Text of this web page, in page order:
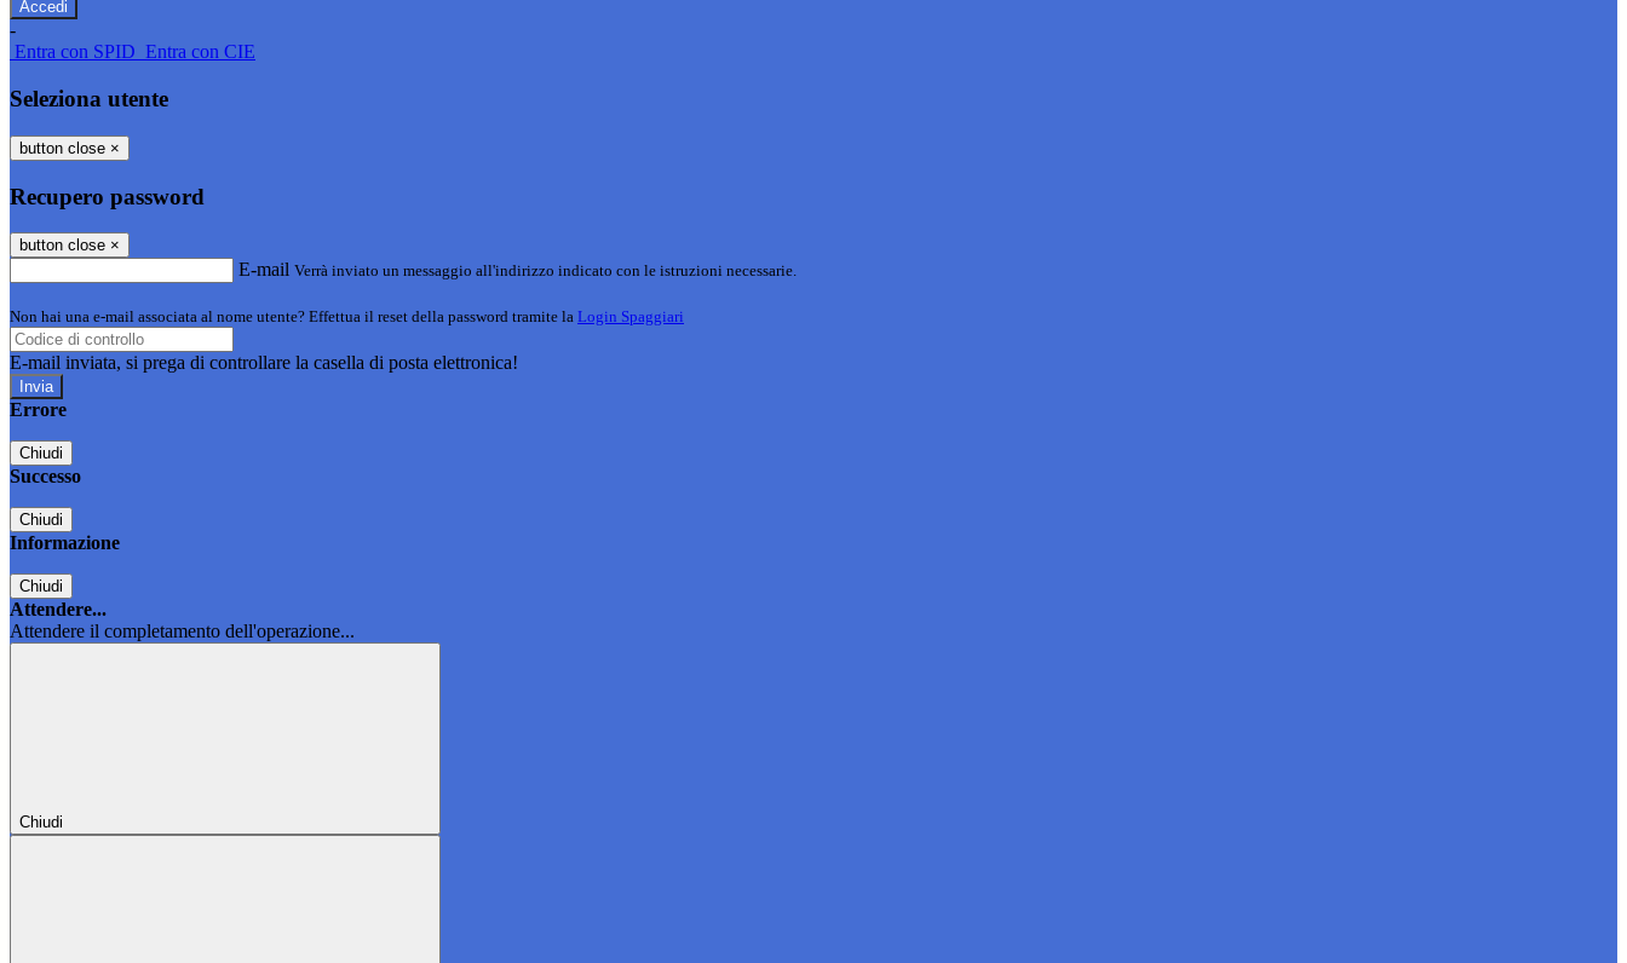
-
Entra con SPID Entra con CIE
Seleziona utente
button close ×
Recupero password
button close ×
E-mail Verrà inviato un messaggio all'indirizzo indicato con le istruzioni necessarie.
Non hai una e-mail associata al nome utente? Effettua il reset della password tramite la Login Spaggiari
E-mail inviata, si prega di controllare la casella di posta elettronica!
Errore
Chiudi
Successo
Chiudi
Informazione
Chiudi
Attendere...
Attendere il completamento dell'operazione...
Chiudi